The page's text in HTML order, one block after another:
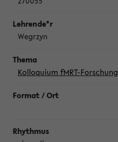
Wegrzyn
Kolloquium fMRT-Forschung